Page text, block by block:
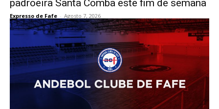
padroeira Santa Comba este fim de semana
Expresso de Fafe - Agosto 7, 2026